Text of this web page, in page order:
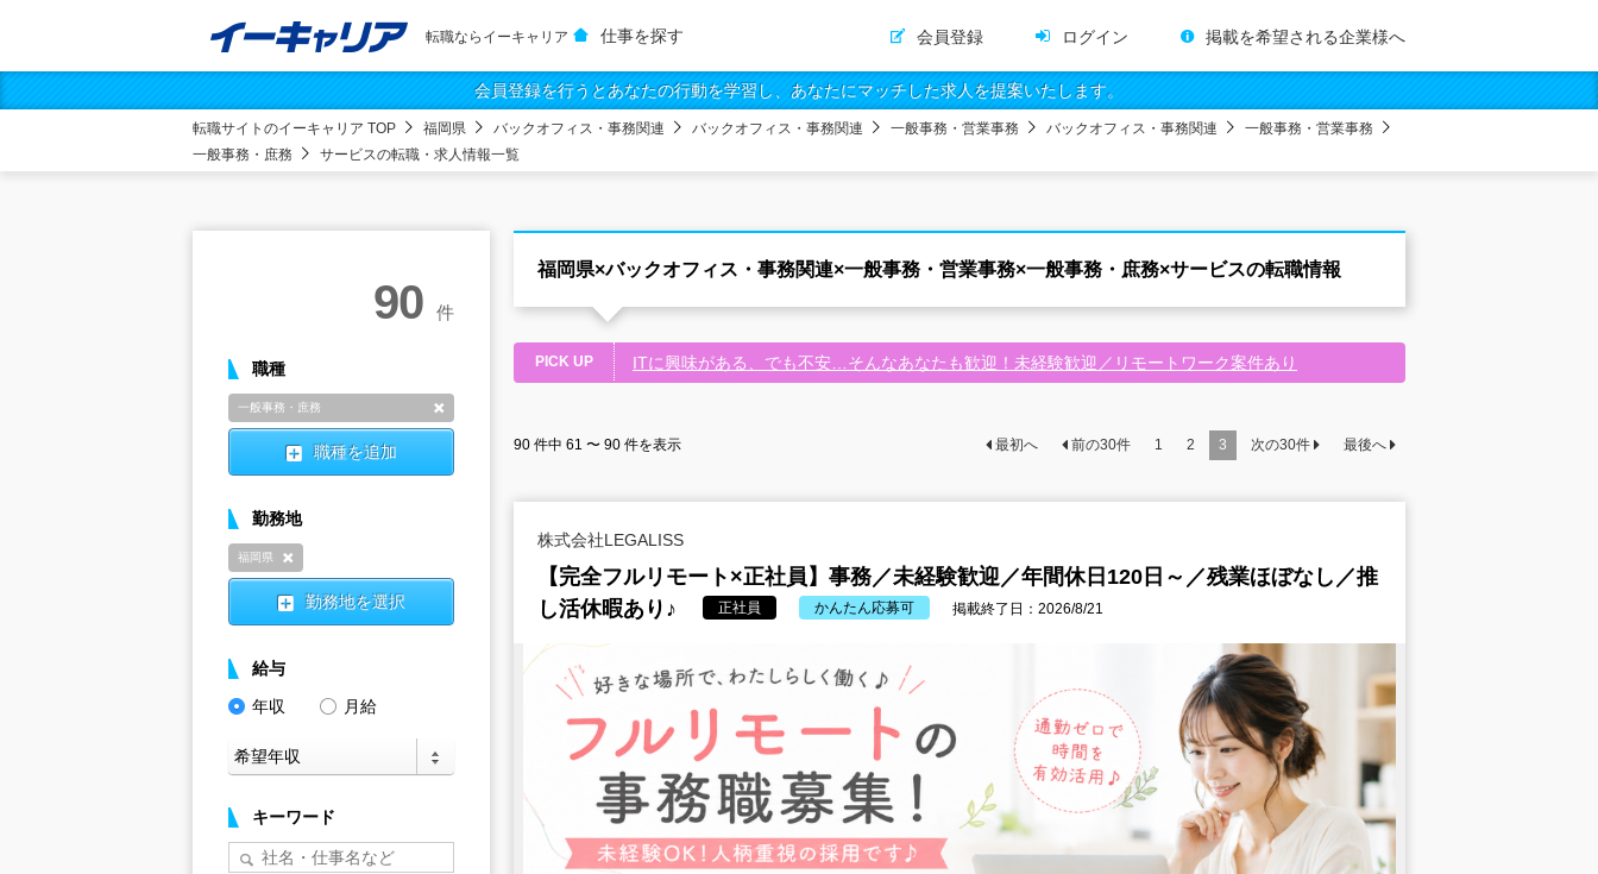
転職ならイーキャリア 仕事を探す 会員登録 ログイン 掲載を希望される企業様へ
会員登録を行うとあなたの行動を学習し、あなたにマッチした求人を提案いたします。
転職サイトのイーキャリア TOP 福岡県 バックオフィス・事務関連 バックオフィス・事務関連 一般事務・営業事務 バックオフィス・事務関連
一般事務・営業事務
一般事務・庶務
サービスの転職・求人情報一覧
福岡県×バックオフィス・事務関連×一般事務・営業事務×一般事務・庶務×サービスの転職情報
PICK UP ITに興味がある、でも不安…そんなあなたも歓迎！未経験歓迎／リモートワーク案件あり
90 件中 61 〜 90 件を表示 最初へ 前の30件 1 2 3 次の30件 最後へ
株式会社LEGALISS
【完全フルリモート×正社員】事務／未経験歓迎／年間休日120日～／残業ほぼなし／推
し活休暇あり♪
正社員 かんたん応募可 掲載終了日：2026/8/21
90 件
職種
一般事務・庶務
職種を追加
勤務地
福岡県
勤務地を選択
給与
年収
月給
キーワード